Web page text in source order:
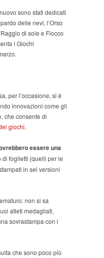
sono stati dedicati
delle nevi, l’Orso
di sole e Fiocco
i Giochi
per l’occasione, si è
innovazioni come gli
che consente di
giochi.
essere una
di foglietti (quelli per le
in sei versioni
non si sa
atleti medagliati,
sovrastampa con i
che sono poco più